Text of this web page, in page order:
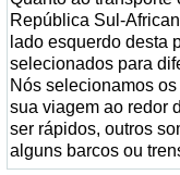
República Sul-
lado esquerdo desta
selecionados para
Nós selecionamos
sua viagem ao redor
ser rápidos, outros
alguns barcos ou